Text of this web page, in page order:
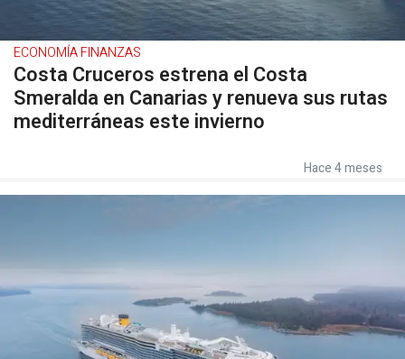
ECONOMÍA FINANZAS
Costa Cruceros estrena el Costa
Smeralda en Canarias y renueva sus rutas
mediterráneas este invierno
Hace 4 meses